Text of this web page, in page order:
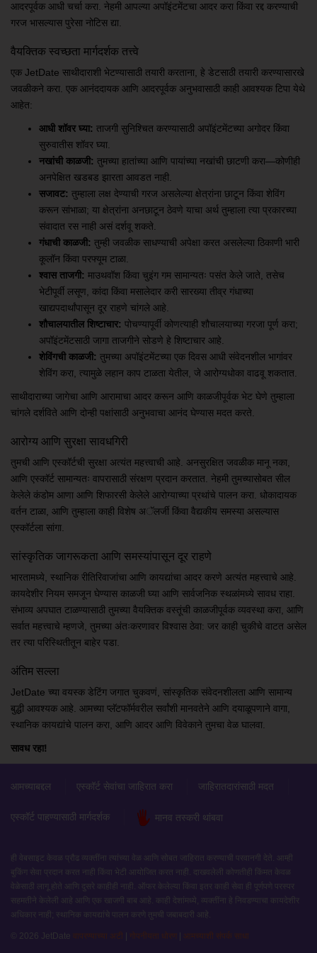
आदरपूर्वक आधी चर्चा करा. नेहमी आपल्या अपॉइंटमेंटचा आदर करा किंवा रद्द करण्याची
गरज भासल्यास पुरेसा नोटिस द्या.
वैयक्तिक स्वच्छता मार्गदर्शक तत्त्वे
एक JetDate साथीदाराशी भेटण्यासाठी तयारी करताना, हे डेटसाठी तयारी करण्यासारखे
जवळीकने करा. एक आनंददायक आणि आदरपूर्वक अनुभवासाठी काही आवश्यक टिपा येथे
आहेत:
आधी शॉवर घ्या: ताजगी सुनिश्चित करण्यासाठी अपॉइंटमेंटच्या अगोदर किंवा
सुरुवातीस शॉवर घ्या.
नखांची काळजी: तुमच्या हातांच्या आणि पायांच्या नखांची छाटणी करा—कोणीही
अनपेक्षित खडबड झारता आवडत नाही.
सजावट: तुम्हाला लक्ष देण्याची गरज असलेल्या क्षेत्रांना छाटून किंवा शेविंग
करून सांभाळा; या क्षेत्रांना अनछाटून ठेवणे याचा अर्थ तुम्हाला त्या प्रकारच्या
संवादात रस नाही असं दर्शवू शकते.
गंधाची काळजी: तुम्ही जवळीक साधण्याची अपेक्षा करत असलेल्या ठिकाणी भारी
कूलॉन किंवा परफ्यूम टाळा.
श्वास ताजगी: माउथवॉश किंवा चुइंग गम सामान्यतः पसंत केले जाते, तसेच
भेटीपूर्वी लसूण, कांदा किंवा मसालेदार करी सारख्या तीव्र गंधाच्या
खाद्यपदार्थांपासून दूर राहणे चांगले आहे.
शौचालयातील शिष्टाचार: पोचण्यापूर्वी कोणत्याही शौचालयाच्या गरजा पूर्ण करा;
अपॉइंटमेंटसाठी जागा ताजगीने सोडणे हे शिष्टाचार आहे.
शेविंगची काळजी: तुमच्या अपॉइंटमेंटच्या एक दिवस आधी संवेदनशील भागांवर
शेविंग करा, त्यामुळे लहान काप टाळता येतील, जे आरोग्यधोका वाढवू शकतात.
साथीदाराच्या जागेचा आणि आरामाचा आदर करून आणि काळजीपूर्वक भेट घेणे तुम्हाला
चांगले दर्शविते आणि दोन्ही पक्षांसाठी अनुभवाचा आनंद घेण्यास मदत करते.
आरोग्य आणि सुरक्षा सावधगिरी
तुमची आणि एस्कॉर्टची सुरक्षा अत्यंत महत्त्वाची आहे. अनसुरक्षित जवळीक मानू नका,
आणि एस्कॉर्ट सामान्यतः वापरासाठी संरक्षण प्रदान करतात. नेहमी तुमच्यासोबत सील
केलेले कंडोम आणा आणि शिफारसी केलेले आरोग्याच्या प्रथांचे पालन करा. धोकादायक
वर्तन टाळा, आणि तुम्हाला काही विशेष अॅलर्जी किंवा वैद्यकीय समस्या असल्यास
एस्कॉर्टला सांगा.
सांस्कृतिक जागरूकता आणि समस्यांपासून दूर राहणे
भारतामध्ये, स्थानिक रीतिरिवाजांचा आणि कायद्यांचा आदर करणे अत्यंत महत्त्वाचे आहे.
कायदेशीर नियम समजून घेण्यास काळजी घ्या आणि सार्वजनिक स्थळांमध्ये सावध राहा.
संभाव्य अपघात टाळण्यासाठी तुमच्या वैयक्तिक वस्तूंची काळजीपूर्वक व्यवस्था करा, आणि
सर्वात महत्त्वाचे म्हणजे, तुमच्या अंतःकरणावर विश्वास ठेवा: जर काही चुकीचे वाटत असेल
तर त्या परिस्थितीतून बाहेर पडा.
अंतिम सल्ला
JetDate च्या वयस्क डेटिंग जगात चुकवणं, सांस्कृतिक संवेदनशीलता आणि सामान्य
बुद्धी आवश्यक आहे. आमच्या प्लॅटफॉर्मवरील सर्वांशी मानवतेने आणि दयाळूपणाने वागा,
स्थानिक कायद्यांचे पालन करा, आणि आदर आणि विवेकाने तुमचा वेळ घालवा.
सावध रहा!
आमच्याबद्दल एस्कॉर्ट सेवांचा जाहिरात करा जाहिरातदारांसाठी मदत
एस्कॉर्ट पाहण्यासाठी मार्गदर्शक मानव तस्करी थांबवा
ही वेबसाइट केवळ प्रौढ व्यक्तींना त्यांच्या वेळ आणि सोबत जाहिरात करण्याची परवानगी देते. आम्ही
बुकिंग सेवा प्रदान करत नाही किंवा भेटी आयोजित करत नाही. दाखवलेली कोणतीही किंमत केवळ
वेळेसाठी लागू होते आणि दुसरे काहीही नाही. ऑफर केलेल्या किंवा इतर काही सेवा ही पूर्णपणे परस्पर
सहमतीने केलेली आहे आणि एक खाजगी बाब आहे. काही देशांमध्ये, व्यक्तींना हे निवडण्याचा कायदेशीर
अधिकार नाही; स्थानिक कायद्यांचे पालन करणे तुमची जबाबदारी आहे.
© 2026 JetDate वापरण्याच्या अटी गोपनीयता धोरण आमच्याशी संपर्क साधा